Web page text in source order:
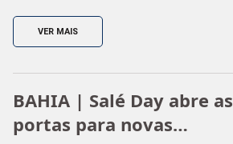
história. Esses foram alguns dos
objetivos do Encontrão Jovem
de julho, reunindo monitores e
encontristas em uma
VER MAIS
BAHIA | Salé Day abre as
portas para novas